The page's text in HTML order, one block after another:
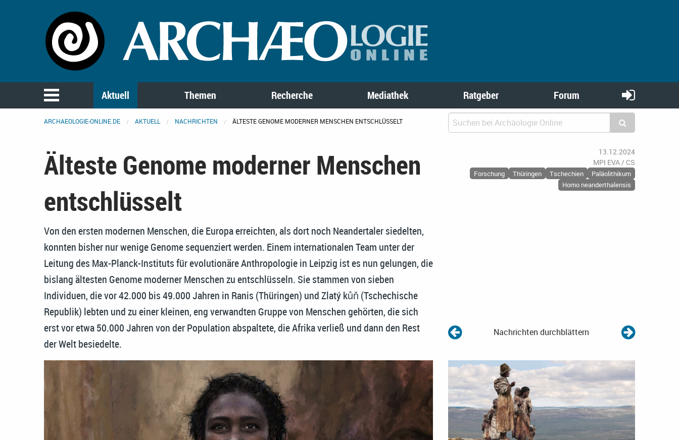
Aktuell Themen Recherche Mediathek Ratgeber Forum
ARCHAEOLOGIE-ONLINE.DE AKTUELL NACHRICHTEN ÄLTESTE GENOME MODERNER MENSCHEN ENTSCHLÜSSELT
Älteste Genome moderner Menschen
entschlüsselt
13.12.2024
MPI EVA / CS
Forschung Thüringen Tschechien
Paläolithikum
Homo neanderthalensis
Von den ersten modernen Menschen, die Europa erreichten, als dort noch Neandertaler siedelten,
konnten bisher nur wenige Genome sequenziert werden. Einem internationalen Team unter der
Leitung des Max-Planck-Instituts für evolutionäre Anthropologie in Leipzig ist es nun gelungen, die
bislang ältesten Genome moderner Menschen zu entschlüsseln. Sie stammen von sieben
Individuen, die vor 42.000 bis 49.000 Jahren in Ranis (Thüringen) und Zlatý kůň (Tschechische
Republik) lebten und zu einer kleinen, eng verwandten Gruppe von Menschen gehörten, die sich
erst vor etwa 50.000 Jahren von der Population abspaltete, die Afrika verließ und dann den Rest
der Welt besiedelte.
Nachrichten durchblättern